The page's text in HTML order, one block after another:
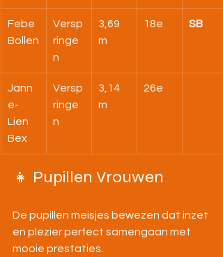
Febe
Bollen
Versp
ringe
n
3,69
m
18e SB
Jann
e-
Lien
Bex
Versp
ringe
n
3,14
m
26e
👧 Pupillen Vrouwen
De pupillen meisjes bewezen dat inzet
en plezier perfect samengaan met
mooie prestaties.